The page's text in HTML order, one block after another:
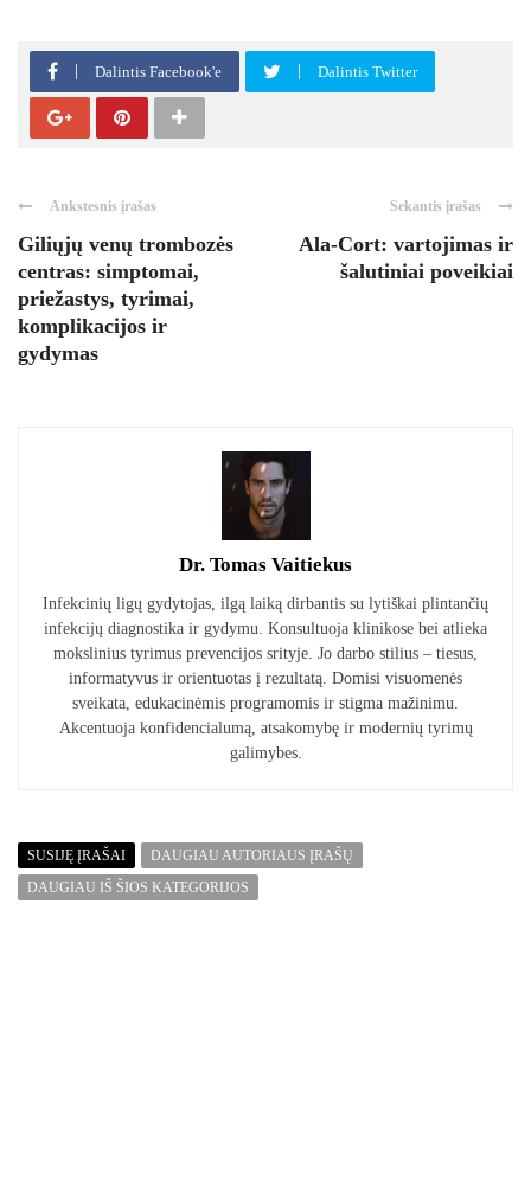
Dalintis Facebook'e Dalintis Twitter
Ankstesnis įrašas
Giliųjų venų trombozės
centras: simptomai,
priežastys, tyrimai,
komplikacijos ir
gydymas
Sekantis įrašas
Ala-Cort: vartojimas ir
šalutiniai poveikiai
Dr. Tomas Vaitiekus
Infekcinių ligų gydytojas, ilgą laiką dirbantis su lytiškai plintančių
infekcijų diagnostika ir gydymu. Konsultuoja klinikose bei atlieka
mokslinius tyrimus prevencijos srityje. Jo darbo stilius – tiesus,
informatyvus ir orientuotas į rezultatą. Domisi visuomenės
sveikata, edukacinėmis programomis ir stigma mažinimu.
Akcentuoja konfidencialumą, atsakomybę ir modernių tyrimų
galimybes.
SUSIJĘ ĮRAŠAI
DAUGIAU AUTORIAUS ĮRAŠŲ
DAUGIAU IŠ ŠIOS KATEGORIJOS